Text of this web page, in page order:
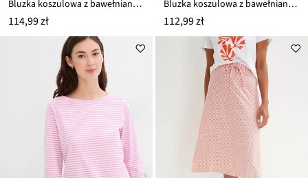
Bluzka koszulowa z bawełnianego muślinu
114,99 zł
Bluzka koszulowa z bawełnianego muślinu
112,99 zł